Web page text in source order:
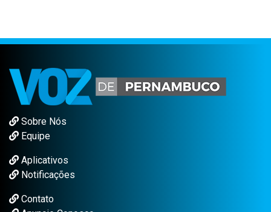
Sobre Nós
Equipe
Aplicativos
Notificações
Contato